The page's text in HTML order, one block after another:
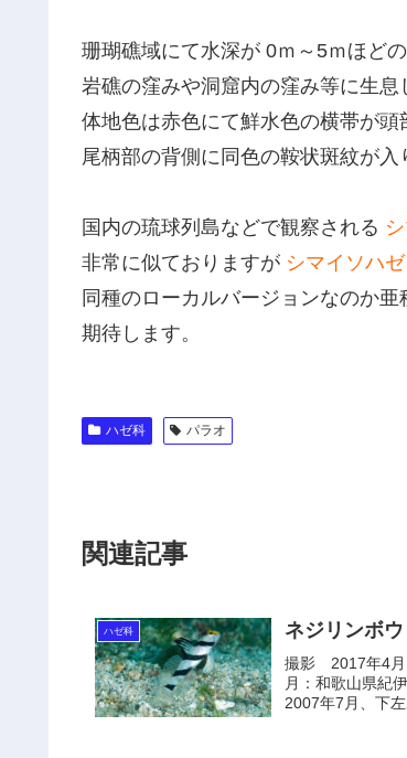
珊瑚礁域にて水深が 0ｍ～5ｍほど
岩礁の窪みや洞窟内の窪み等に生息
体地色は赤色にて鮮水色の横帯が頭
尾柄部の背側に同色の鞍状斑紋が入
国内の琉球列島などで観察される
非常に似ておりますが シマイソハゼ
同種のローカルバージョンなのか
期待します。
ハゼ科 パラオ
関連記事
ハゼ科 ネジリンボウ
撮影 2017年4
月：和歌山県
2007年7月、下